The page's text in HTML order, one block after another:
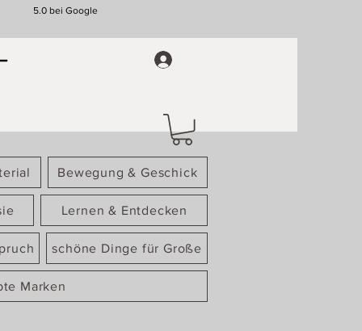
5.0 bei Google
Bewegung & Geschick
Lernen & Entdecken
schöne Dinge für Große
Marken